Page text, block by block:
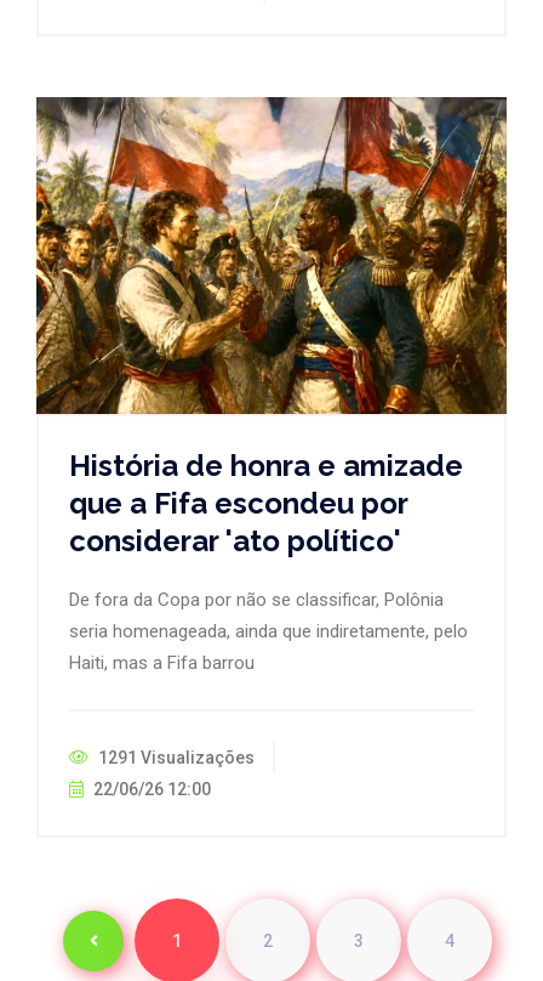
História de honra e amizade
que a Fifa escondeu por
considerar 'ato político'
De fora da Copa por não se classificar, Polônia
seria homenageada, ainda que indiretamente, pelo
Haiti, mas a Fifa barrou
1291 Visualizações
22/06/26 12:00
1 2 3 4